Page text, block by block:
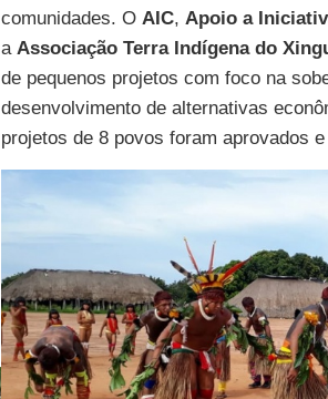
comunidades. O AIC, Apoio a
a Associação Terra Indígena do
de pequenos projetos com foco na
desenvolvimento de alternativas
projetos de 8 povos foram aprovados